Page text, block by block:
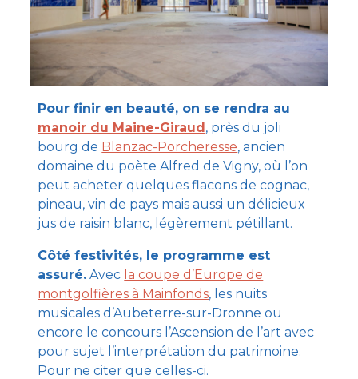
Pour finir en beauté, on se rendra au
manoir du Maine-Giraud, près du joli
bourg de Blanzac-Porcheresse, ancien
domaine du poète Alfred de Vigny, où l’on
peut acheter quelques flacons de cognac,
pineau, vin de pays mais aussi un délicieux
jus de raisin blanc, légèrement pétillant.
Côté festivités, le programme est
assuré. Avec la coupe d’Europe de
montgolfières à Mainfonds, les nuits
musicales d’Aubeterre-sur-Dronne ou
encore le concours l’Ascension de l’art avec
pour sujet l’interprétation du patrimoine.
Pour ne citer que celles-ci.